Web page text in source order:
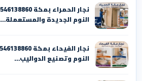
النوم الجديدة والمستعملة…
النوم وتصنيع الدواليب…